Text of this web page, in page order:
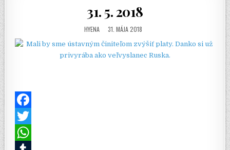
31. 5. 2018
AUTHOR:
HYENA PUBLISHED DATE:
31. MÁJA 2018
F
aT